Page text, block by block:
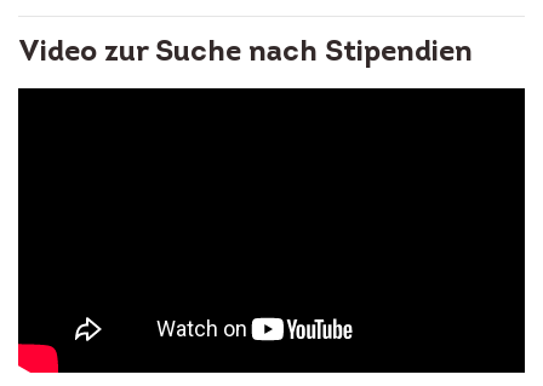
Video zur Suche nach Stipendien